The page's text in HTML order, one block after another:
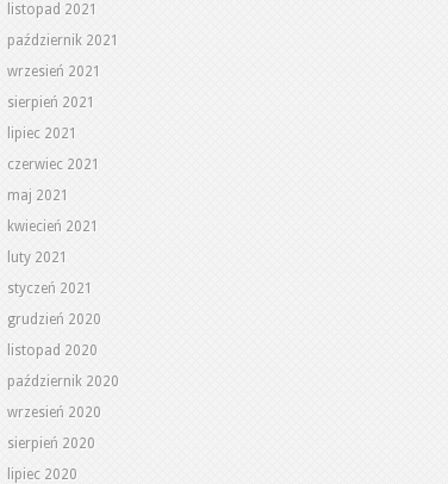
listopad 2021
październik 2021
wrzesień 2021
sierpień 2021
lipiec 2021
czerwiec 2021
maj 2021
kwiecień 2021
luty 2021
styczeń 2021
grudzień 2020
listopad 2020
październik 2020
wrzesień 2020
sierpień 2020
lipiec 2020